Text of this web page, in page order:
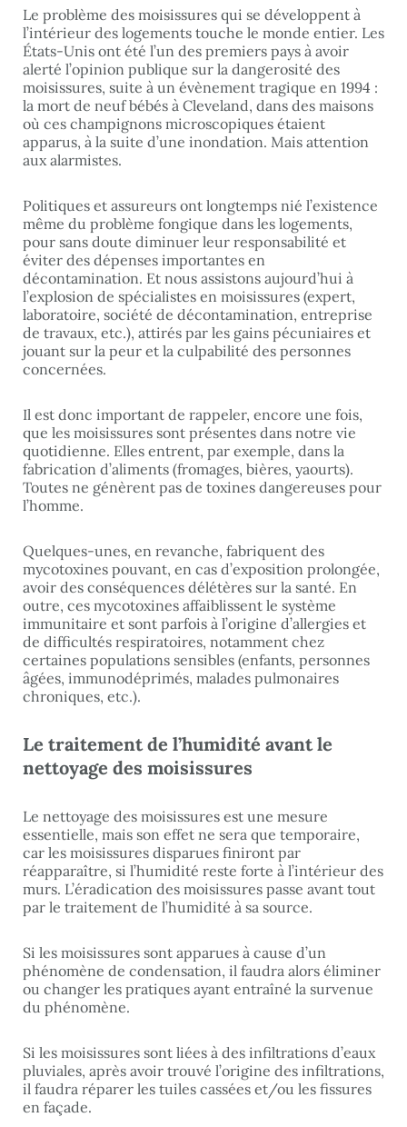
Le problème des moisissures qui se développent à
l’intérieur des logements touche le monde entier. Les
États-Unis ont été l’un des premiers pays à avoir
alerté l’opinion publique sur la dangerosité des
moisissures, suite à un évènement tragique en 1994 :
la mort de neuf bébés à Cleveland, dans des maisons
où ces champignons microscopiques étaient
apparus, à la suite d’une inondation. Mais attention
aux alarmistes.
Politiques et assureurs ont longtemps nié l’existence
même du problème fongique dans les logements,
pour sans doute diminuer leur responsabilité et
éviter des dépenses importantes en
décontamination. Et nous assistons aujourd’hui à
l’explosion de spécialistes en moisissures (expert,
laboratoire, société de décontamination, entreprise
de travaux, etc.), attirés par les gains pécuniaires et
jouant sur la peur et la culpabilité des personnes
concernées.
Il est donc important de rappeler, encore une fois,
que les moisissures sont présentes dans notre vie
quotidienne. Elles entrent, par exemple, dans la
fabrication d’aliments (fromages, bières, yaourts).
Toutes ne génèrent pas de toxines dangereuses pour
l’homme.
Quelques-unes, en revanche, fabriquent des
mycotoxines pouvant, en cas d’exposition prolongée,
avoir des conséquences délétères sur la santé. En
outre, ces mycotoxines affaiblissent le système
immunitaire et sont parfois à l’origine d’allergies et
de difficultés respiratoires, notamment chez
certaines populations sensibles (enfants, personnes
âgées, immunodéprimés, malades pulmonaires
chroniques, etc.).
Le traitement de l’humidité avant le
nettoyage des moisissures
Le nettoyage des moisissures est une mesure
essentielle, mais son effet ne sera que temporaire,
car les moisissures disparues finiront par
réapparaître, si l’humidité reste forte à l’intérieur des
murs. L’éradication des moisissures passe avant tout
par le traitement de l’humidité à sa source.
Si les moisissures sont apparues à cause d’un
phénomène de condensation, il faudra alors éliminer
ou changer les pratiques ayant entraîné la survenue
du phénomène.
Si les moisissures sont liées à des infiltrations d’eaux
pluviales, après avoir trouvé l’origine des infiltrations,
il faudra réparer les tuiles cassées et/ou les fissures
en façade.